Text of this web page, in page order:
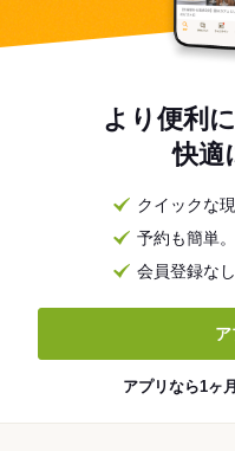
より便利
快適
クイックな
予約も簡単
会員登録な
ア
アプリなら1ヶ